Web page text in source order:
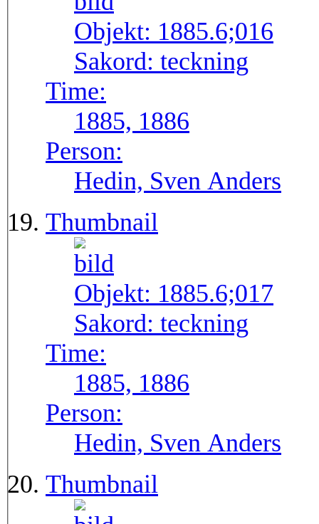
Objekt: 1885.6;016
Sakord: teckning
Time:
1885, 1886
Person:
Hedin, Sven Anders
Thumbnail
Objekt: 1885.6;017
Sakord: teckning
Time:
1885, 1886
Person:
Hedin, Sven Anders
Thumbnail